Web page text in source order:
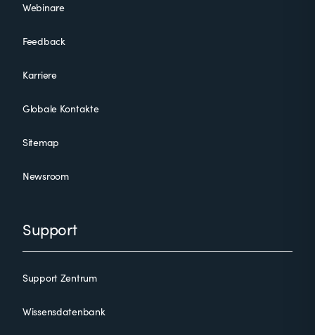
Webinare
Feedback
Karriere
Globale Kontakte
Sitemap
Newsroom
Support
Support Zentrum
Wissensdatenbank